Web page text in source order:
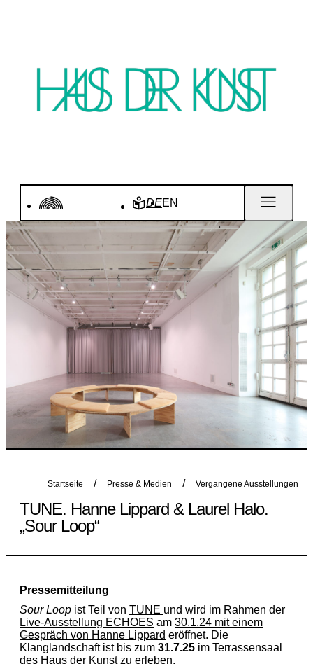
DEEN
Startseite Presse & Medien Vergangene Ausstellungen
TUNE. Hanne Lippard & Laurel Halo.
„Sour Loop“
Pressemitteilung
Sour Loop ist Teil von TUNE und wird im Rahmen der
Live-Ausstellung ECHOES am 30.1.24 mit einem
Gespräch von Hanne Lippard eröffnet. Die
Klanglandschaft ist bis zum 31.7.25 im Terrassensaal
des Haus der Kunst zu erleben.